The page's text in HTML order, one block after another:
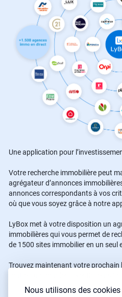
Nous utilisons des
Une application pour
Votre recherche immobilière peut
agrégateur d’annonces
annonces correspondants à vos
où que vous soyez grâce à notre
LyBox met à votre disposition un
immobilières qui vous permet de
de 1500 sites immobilier en un seul
Trouvez maintenant votre prochain